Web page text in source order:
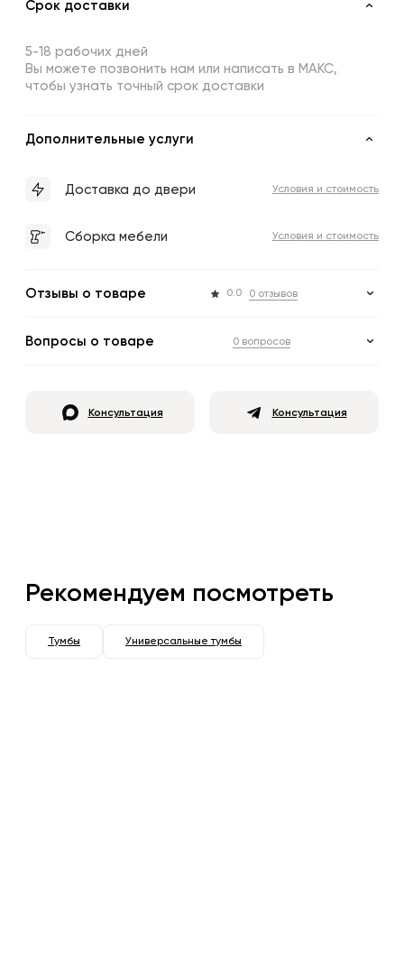
Срок доставки
5-18 рабочих дней
Вы можете позвонить нам или написать в МАКС,
чтобы узнать точный срок доставки
Дополнительные услуги
Доставка до двери Условия и стоимость
Сборка мебели Условия и стоимость
Отзывы о товаре 0.0 0 отзывов
Вопросы о товаре 0 вопросов
Консультация Консультация
Рекомендуем посмотреть
Тумбы Универсальные тумбы